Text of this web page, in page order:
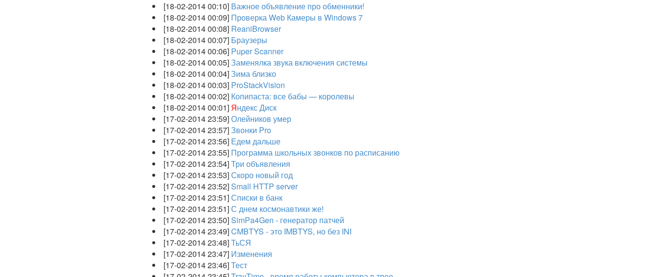
[18-02-2014 00:10] Важное объявление про обменники!
[18-02-2014 00:09] Проверка Web Камеры в Windows 7
[18-02-2014 00:08] ReaniBrowser
[18-02-2014 00:07] Браузеры
[18-02-2014 00:06] Puper Scanner
[18-02-2014 00:05]Заменялка звука включения системы
[18-02-2014 00:04]Зима близко
[18-02-2014 00:03] ProStackVision
[18-02-2014 00:02] Копипаста: все бабы — королевы
[18-02-2014 00:01] Яндекс Диск
[17-02-2014 23:59]Олейников умер
[17-02-2014 23:57]Звонки Pro
[17-02-2014 23:56] Едем дальше
[17-02-2014 23:55] Программа школьных звонков по расписанию
[17-02-2014 23:54]Три объявления
[17-02-2014 23:53]Скоро новый год
[17-02-2014 23:52]Small HTTP server
[17-02-2014 23:51]Списки в банк
[17-02-2014 23:51]С днем космонавтики же!
[17-02-2014 23:50]SimPa4Gen - генератор патчей
[17-02-2014 23:49]CMBTYS - это IMBTYS, но без INI
[17-02-2014 23:48]ТьСЯ
[17-02-2014 23:47] Изменения
[17-02-2014 23:46]Тест